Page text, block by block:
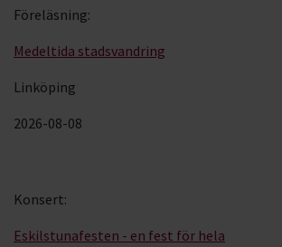
Medeltida stadsvandring
Linköping
2026-08-08
Föreläsning:
Eskilstunafesten - en fest för hela
Konsert: